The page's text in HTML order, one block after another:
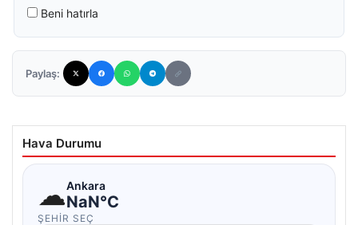
Beni hatırla
Paylaş:
Hava Durumu
☁Ankara
NaN°C
ŞEHIR SEÇ